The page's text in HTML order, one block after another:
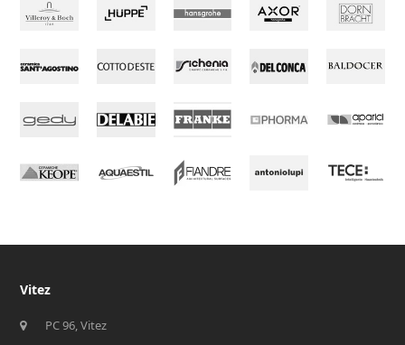
Vitez
PC 96, Vitez